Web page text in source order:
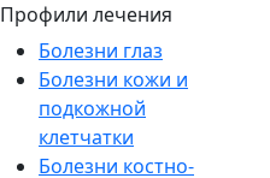
Профили лечения
Болезни глаз
Болезни кожи и
подкожной
клетчатки
Болезни костно-